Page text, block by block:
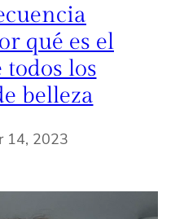
qué es el
todos los
belleza
14, 2023